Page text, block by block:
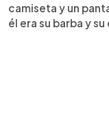
camiseta y un
él era su barba y